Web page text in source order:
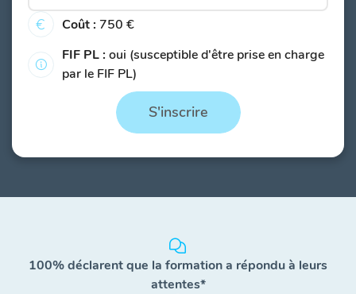
Coût : 750 €
FIF PL : oui (susceptible d'être prise en charge
par le FIF PL)
S'inscrire
100% déclarent que la formation a répondu à leurs
attentes*